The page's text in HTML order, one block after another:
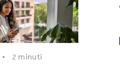
2 minuti